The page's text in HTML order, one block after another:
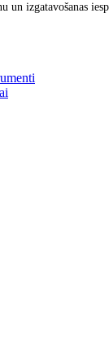
un izgatavošanas